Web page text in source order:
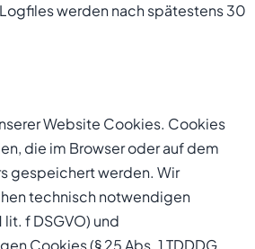
werden nach spätestens 30
Website Cookies. Cookies
die im Browser oder auf dem
gespeichert werden. Wir
technisch notwendigen
lit. f DSGVO) und
Cookies (§ 25 Abs. 1 TDDDG,